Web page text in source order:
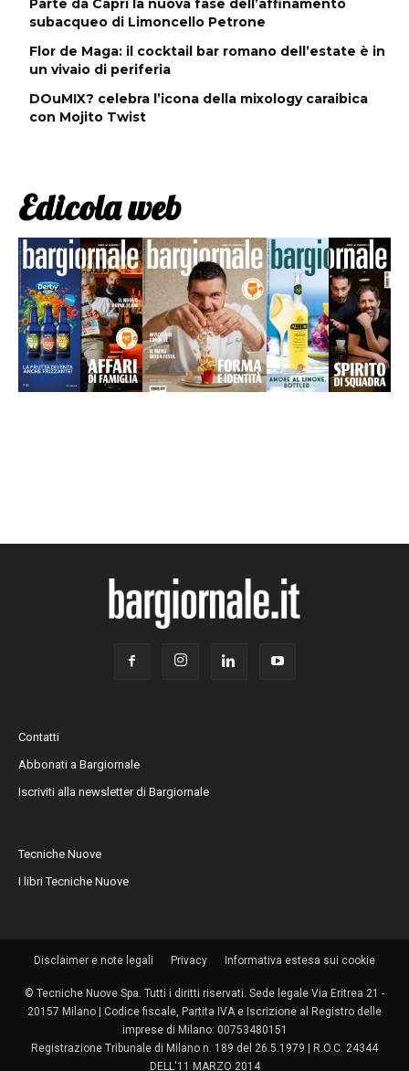
Parte da Capri la nuova fase dell’affinamento
subacqueo di Limoncello Petrone
Flor de Maga: il cocktail bar romano dell’estate è in
un vivaio di periferia
DOuMIX? celebra l’icona della mixology caraibica
con Mojito Twist
Edicola web
Contatti
Abbonati a Bargiornale
Iscriviti alla newsletter di Bargiornale
Tecniche Nuove
I libri Tecniche Nuove
Disclaimer e note legali Privacy Informativa estesa sui cookie
© Tecniche Nuove Spa. Tutti i diritti riservati. Sede legale Via Eritrea 21 -
20157 Milano | Codice fiscale, Partita IVA e Iscrizione al Registro delle
imprese di Milano: 00753480151
Registrazione Tribunale di Milano n. 189 del 26.5.1979 | R.O.C. 24344
DELL'11 MARZO 2014